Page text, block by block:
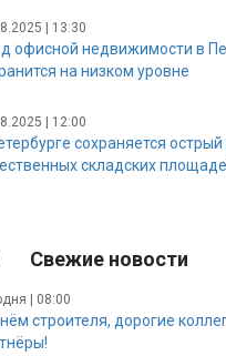
| 13:30
офисной недвижимости в
на низком уровне
| 12:00
сохраняется
складских
Свежие новости
| 08:00
строителя, дорогие